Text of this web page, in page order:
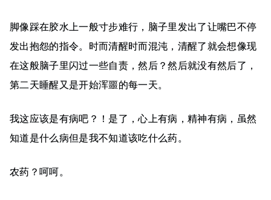
脚像踩在胶水上一般寸步难行，脑子里发出了让嘴巴不停
发出抱怨的指令。时而清醒时而混沌，清醒了就会想像现
在这般脑子里闪过一些自责，然后？然后就没有然后了，
第二天睡醒又是开始浑噩的每一天。
我这应该是有病吧？！是了，心上有病，精神有病，虽然
知道是什么病但是我不知道该吃什么药。
农药？呵呵。